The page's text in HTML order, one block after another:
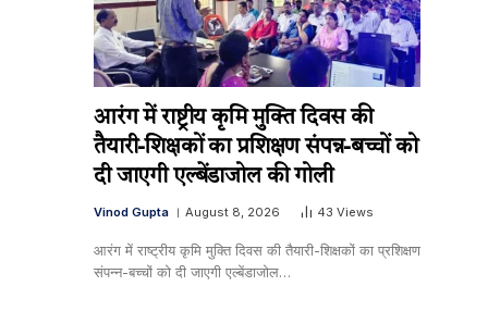
आरंग में राष्ट्रीय कृमि मुक्ति दिवस की
तैयारी-शिक्षकों का प्रशिक्षण संपन्न-बच्चों को
दी जाएगी एल्बेंडाजोल की गोली
Vinod Gupta August 8, 2026 43 Views
आरंग में राष्ट्रीय कृमि मुक्ति दिवस की तैयारी-शिक्षकों का प्रशिक्षण
संपन्न-बच्चों को दी जाएगी एल्बेंडाजोल…